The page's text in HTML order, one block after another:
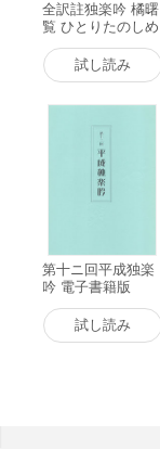
全訳註独楽吟 橘曙
覧 ひとりたのしめ
るうた 電子書籍版
試し読み
第十ニ回平成独楽
吟 電子書籍版
試し読み